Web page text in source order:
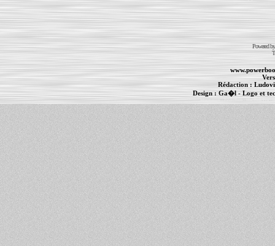
Powered
Rédaction :
Design :Ga�l- Logo et
Informations :